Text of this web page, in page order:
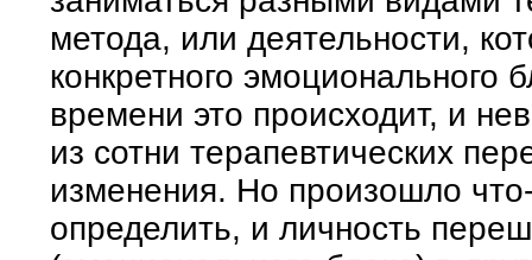
метода, или деятельности,
конкретного эмоционального
времени это происходит, и
из сотни терапевтических
изменения. Но произошло
определить, и личность